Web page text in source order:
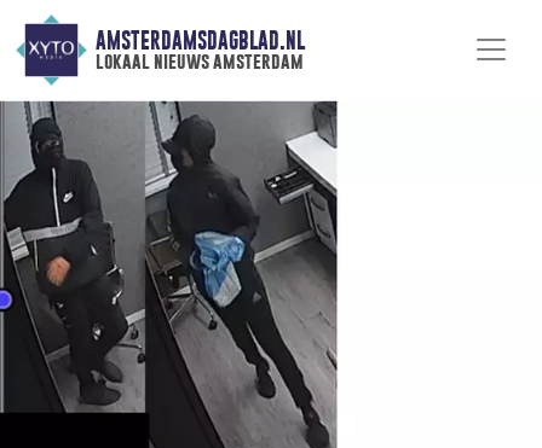
AMSTERDAMSDAGBLAD.NL
lokaal nieuws amsterdam